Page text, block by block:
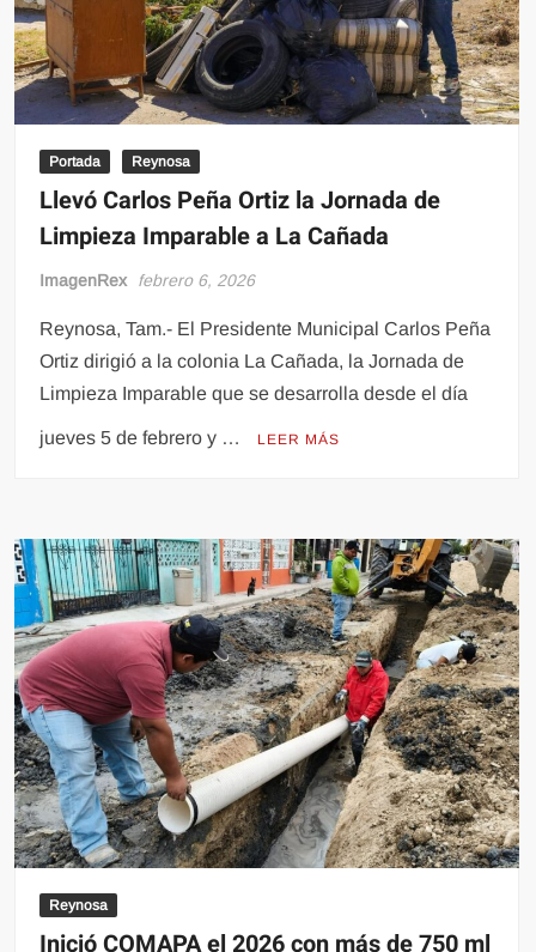
Portada Reynosa
Llevó Carlos Peña Ortiz la Jornada de
Limpieza Imparable a La Cañada
ImagenRex febrero 6, 2026
Reynosa, Tam.- El Presidente Municipal Carlos Peña
Ortiz dirigió a la colonia La Cañada, la Jornada de
Limpieza Imparable que se desarrolla desde el día
jueves 5 de febrero y … LEER MÁS
Reynosa
Inició COMAPA el 2026 con más de 750 ml